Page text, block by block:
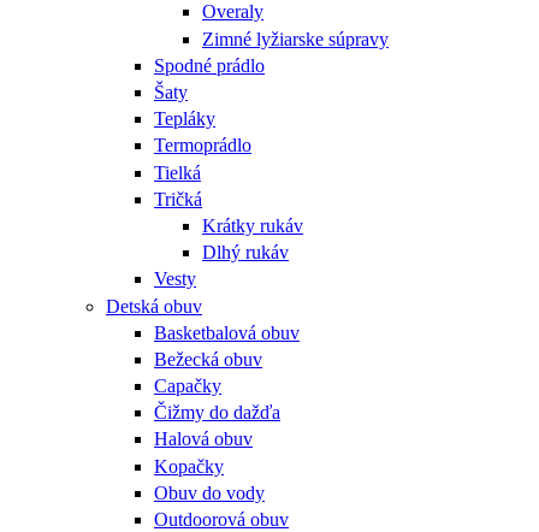
Overaly
Zimné lyžiarske súpravy
Spodné prádlo
Šaty
Tepláky
Termoprádlo
Tielká
Tričká
Krátky rukáv
Dlhý rukáv
Vesty
Detská obuv
Basketbalová obuv
Bežecká obuv
Capačky
Čižmy do dažďa
Halová obuv
Kopačky
Obuv do vody
Outdoorová obuv